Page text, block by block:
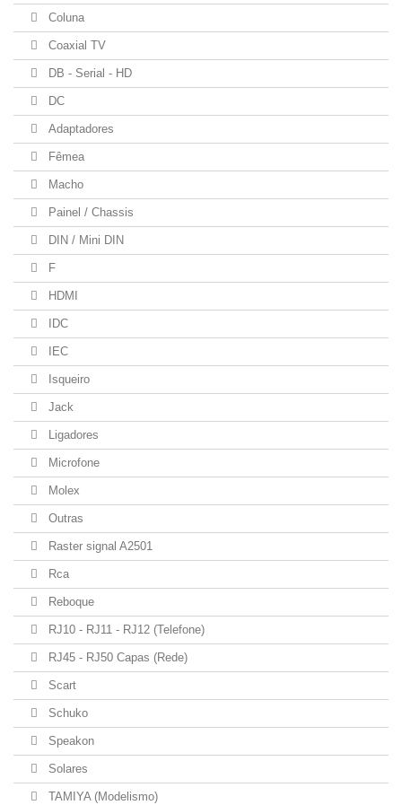
Coluna
Coaxial TV
DB - Serial - HD
DC
Adaptadores
Fêmea
Macho
Painel / Chassis
DIN / Mini DIN
F
HDMI
IDC
IEC
Isqueiro
Jack
Ligadores
Microfone
Molex
Outras
Raster signal A2501
Rca
Reboque
RJ10 - RJ11 - RJ12 (Telefone)
RJ45 - RJ50 Capas (Rede)
Scart
Schuko
Speakon
Solares
TAMIYA (Modelismo)